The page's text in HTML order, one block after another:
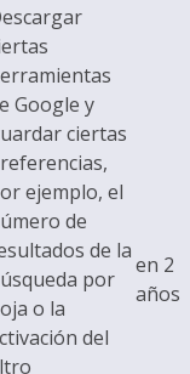
Google y
ciertas
ejemplo, el
de
de la
por
o la
del
en 2
años